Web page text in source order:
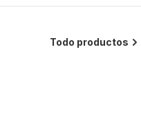
Todo productos